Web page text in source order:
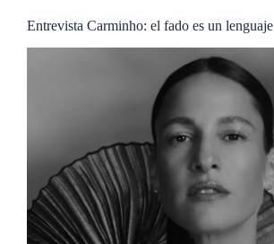
Entrevista Carminho: el fado es un lenguaje